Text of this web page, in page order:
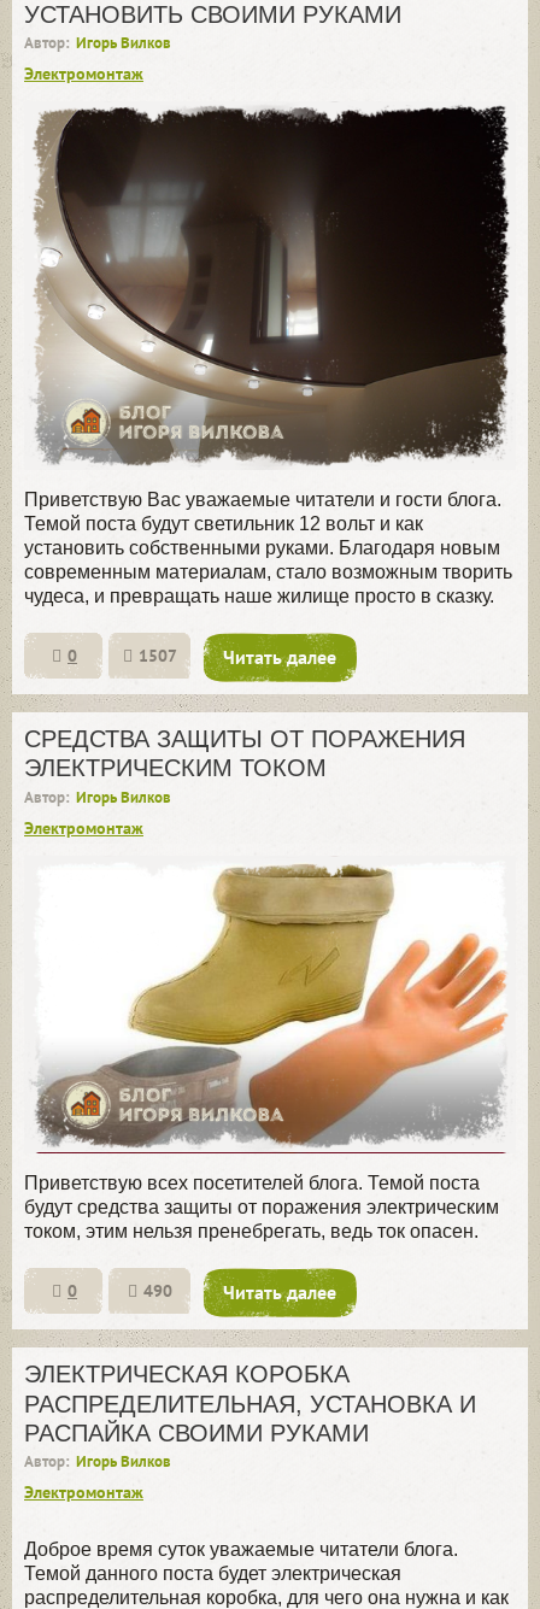
УСТАНОВИТЬ СВОИМИ РУКАМИ
Автор: Игорь Вилков
Электромонтаж
Приветствую Вас уважаемые читатели и гости блога.
Темой поста будут светильник 12 вольт и как
установить собственными руками. Благодаря новым
современным материалам, стало возможным творить
чудеса, и превращать наше жилище просто в сказку.
0 1507 Читать далее
СРЕДСТВА ЗАЩИТЫ ОТ ПОРАЖЕНИЯ
ЭЛЕКТРИЧЕСКИМ ТОКОМ
Автор: Игорь Вилков
Электромонтаж
Приветствую всех посетителей блога. Темой поста
будут средства защиты от поражения электрическим
током, этим нельзя пренебрегать, ведь ток опасен.
0 490 Читать далее
ЭЛЕКТРИЧЕСКАЯ КОРОБКА
РАСПРЕДЕЛИТЕЛЬНАЯ, УСТАНОВКА И
РАСПАЙКА СВОИМИ РУКАМИ
Автор: Игорь Вилков
Электромонтаж
Доброе время суток уважаемые читатели блога.
Темой данного поста будет электрическая
распределительная коробка, для чего она нужна и как